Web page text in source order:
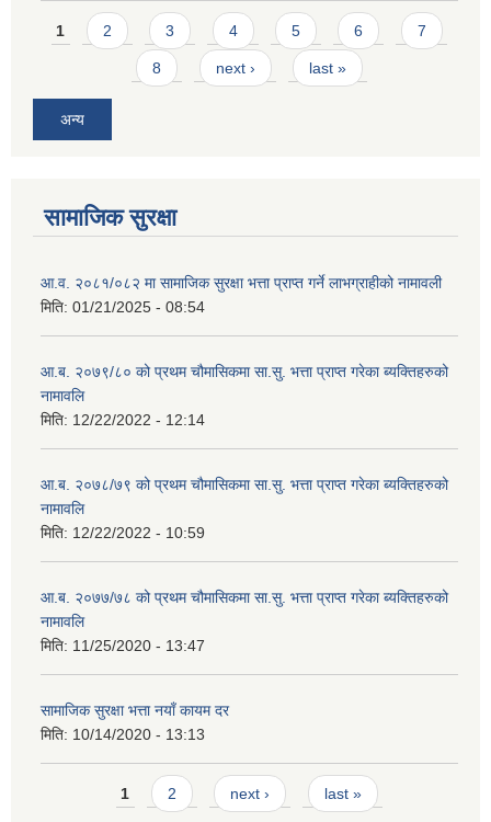
Pages
1 2 3 4 5 6 7
8 next › last »
अन्य
सामाजिक सुरक्षा
आ.व. २०८१/०८२ मा सामाजिक सुरक्षा भत्ता प्राप्त गर्ने लाभग्राहीको नामावली
मिति: 01/21/2025 - 08:54
आ.ब. २०७९/८० को प्रथम चौमासिकमा सा.सु. भत्ता प्राप्त गरेका ब्यक्तिहरुको
नामावलि
मिति: 12/22/2022 - 12:14
आ.ब. २०७८/७९ को प्रथम चौमासिकमा सा.सु. भत्ता प्राप्त गरेका ब्यक्तिहरुको
नामावलि
मिति: 12/22/2022 - 10:59
आ.ब. २०७७/७८ को प्रथम चौमासिकमा सा.सु. भत्ता प्राप्त गरेका ब्यक्तिहरुको
नामावलि
मिति: 11/25/2020 - 13:47
सामाजिक सुरक्षा भत्ता नयाँ कायम दर
मिति: 10/14/2020 - 13:13
Pages1 2 next › last »